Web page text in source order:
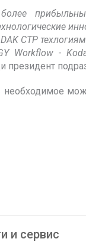
CTP
Workflow -
президент
необходимое
и сервис